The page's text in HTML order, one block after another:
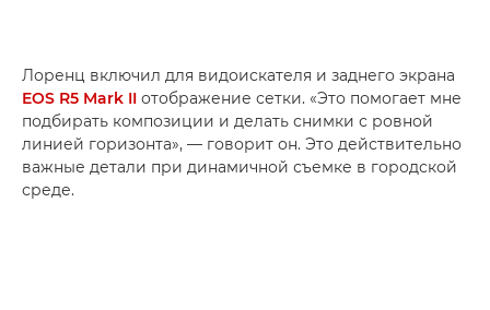
Лоренц включил для видоискателя и заднего экрана
EOS R5 Mark II отображение сетки. «Это помогает мне
подбирать композиции и делать снимки с ровной
линией горизонта», — говорит он. Это действительно
важные детали при динамичной съемке в городской
среде.